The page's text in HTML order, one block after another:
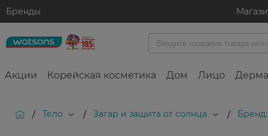
Бренды
Акции Корейская косметика Дом Лицо
/ Тело / Загар и защита от солнца /